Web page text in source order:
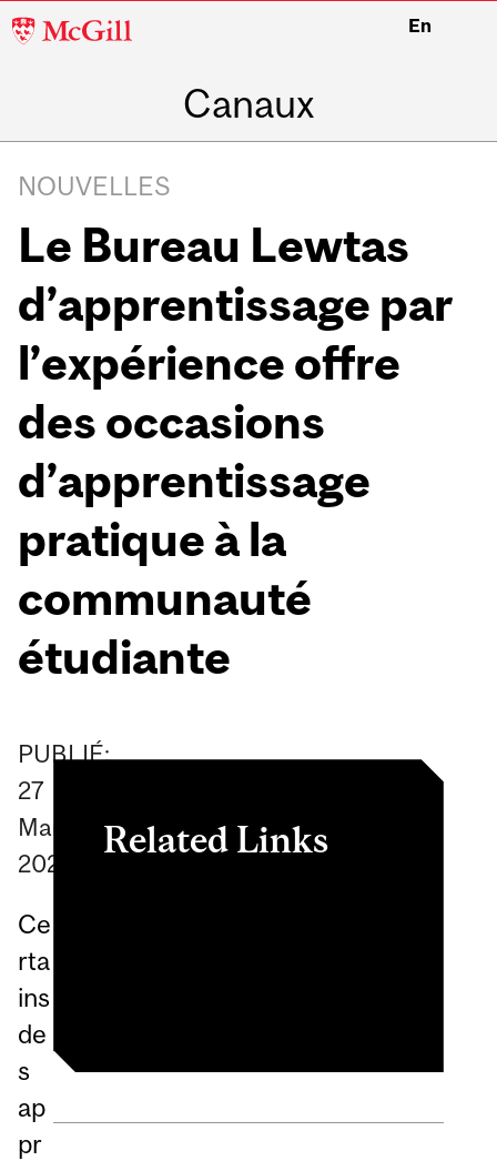
McGill
En
Canaux
NOUVELLES
Le Bureau Lewtas
d’apprentissage par
l’expérience offre
des occasions
d’apprentissage
pratique à la
communauté
étudiante
PUBLIÉ:
27
March
2026
Ce
rta
ins
de
s
ap
pr
Related Links